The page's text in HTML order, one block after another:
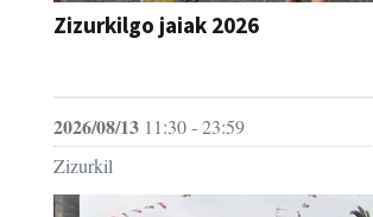
Zizurkilgo jaiak 2026
2026/08/13 11:30 - 23:59
Zizurkil